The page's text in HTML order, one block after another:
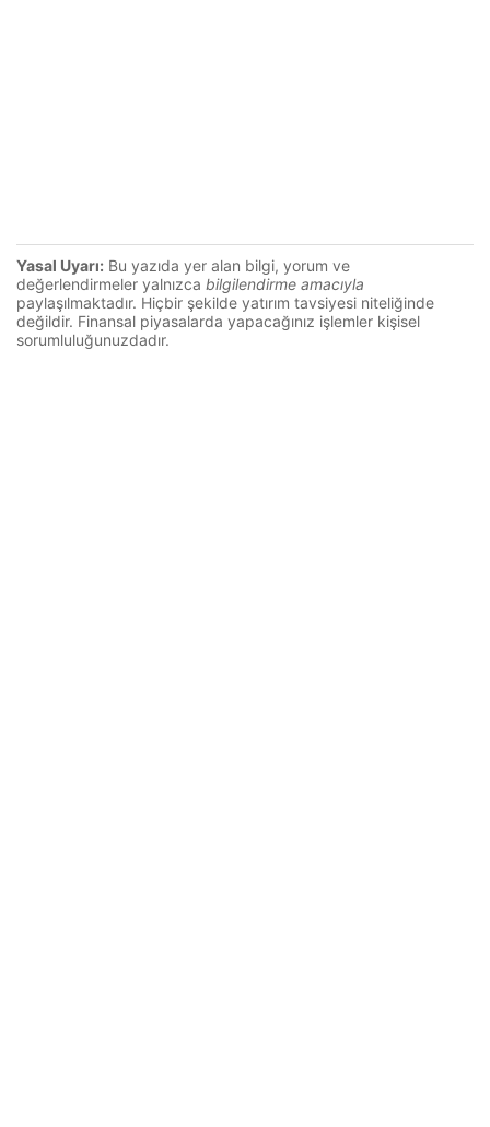
Yasal Uyarı: Bu yazıda yer alan bilgi, yorum ve
değerlendirmeler yalnızca bilgilendirme amacıyla
paylaşılmaktadır. Hiçbir şekilde yatırım tavsiyesi niteliğinde
değildir. Finansal piyasalarda yapacağınız işlemler kişisel
sorumluluğunuzdadır.